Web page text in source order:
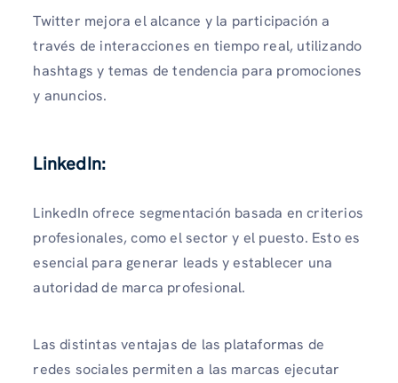
Twitter mejora el alcance y la participación a
través de interacciones en tiempo real, utilizando
hashtags y temas de tendencia para promociones
y anuncios.
LinkedIn:
LinkedIn ofrece segmentación basada en criterios
profesionales, como el sector y el puesto. Esto es
esencial para generar leads y establecer una
autoridad de marca profesional.
Las distintas ventajas de las plataformas de
redes sociales permiten a las marcas ejecutar